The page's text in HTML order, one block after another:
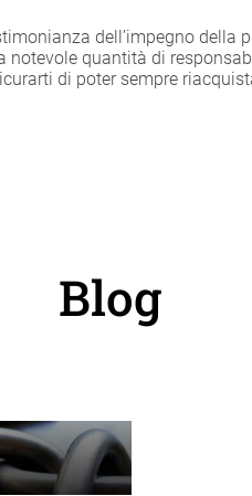
dell’impegno
quantità di
di poter sempre
Blog